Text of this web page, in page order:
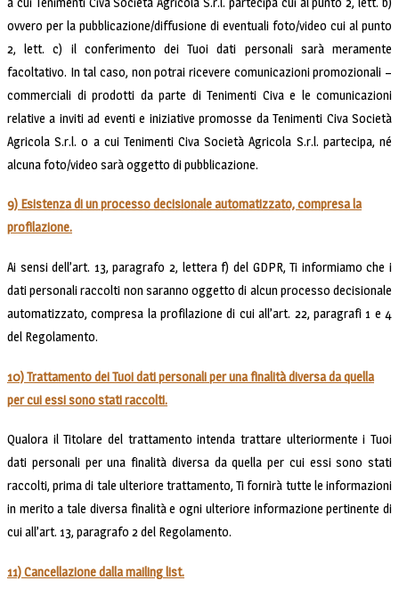
ovvero per la pubblicazione/diffusione di eventuali foto/video cui al punto
2, lett. c) il conferimento dei Tuoi dati personali sarà meramente
facoltativo. In tal caso, non potrai ricevere comunicazioni promozionali –
commerciali di prodotti da parte di Tenimenti Civa e le comunicazioni
relative a inviti ad eventi e iniziative promosse da Tenimenti Civa Società
Agricola S.r.l. o a cui Tenimenti Civa Società Agricola S.r.l. partecipa, né
alcuna foto/video sarà oggetto di pubblicazione.
9) Esistenza di un processo decisionale automatizzato, compresa la
profilazione.
Ai sensi dell’art. 13, paragrafo 2, lettera f) del GDPR, Ti informiamo che i
dati personali raccolti non saranno oggetto di alcun processo decisionale
automatizzato, compresa la profilazione di cui all’art. 22, paragrafi 1 e 4
del Regolamento.
10) Trattamento dei Tuoi dati personali per una finalità diversa da quella
per cui essi sono stati raccolti.
Qualora il Titolare del trattamento intenda trattare ulteriormente i Tuoi
dati personali per una finalità diversa da quella per cui essi sono stati
raccolti, prima di tale ulteriore trattamento, Ti fornirà tutte le informazioni
in merito a tale diversa finalità e ogni ulteriore informazione pertinente di
cui all’art. 13, paragrafo 2 del Regolamento.
11) Cancellazione dalla mailing list.